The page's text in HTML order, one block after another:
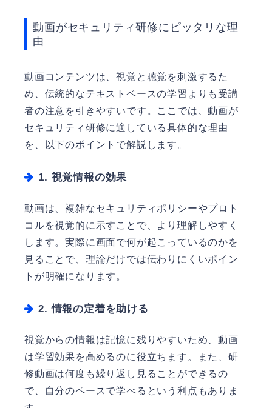
動画がセキュリティ研修にピッタリな理
由
動画コンテンツは、視覚と聴覚を刺激するた
め、伝統的なテキストベースの学習よりも受講
者の注意を引きやすいです。ここでは、動画が
セキュリティ研修に適している具体的な理由
を、以下のポイントで解説します。
1. 視覚情報の効果
動画は、複雑なセキュリティポリシーやプロト
コルを視覚的に示すことで、より理解しやすく
します。実際に画面で何が起こっているのかを
見ることで、理論だけでは伝わりにくいポイン
トが明確になります。
2. 情報の定着を助ける
視覚からの情報は記憶に残りやすいため、動画
は学習効果を高めるのに役立ちます。また、研
修動画は何度も繰り返し見ることができるの
で、自分のペースで学べるという利点もありま